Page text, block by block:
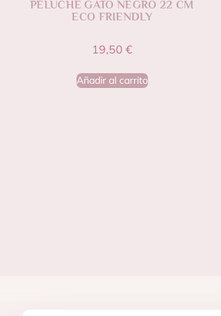
PELUCHE GATO NEGRO 22 CM
ECO FRIENDLY
19,50 €
Añadir al carrito